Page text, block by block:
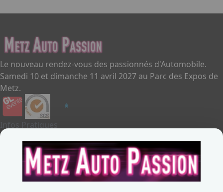
Le nouveau rendez-vous des passionnés d'Automobile.
Samedi 10 et dimanche 11 avril 2027 au Parc des Expos de
Metz.
Infos Pratiques
Je souhaite exposer
Metz Auto Passion
Contactez-nous